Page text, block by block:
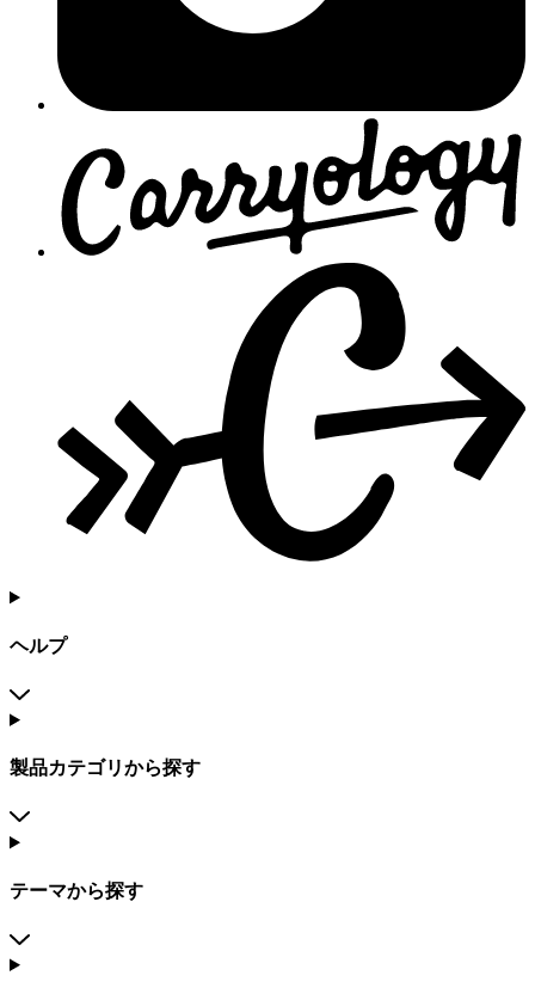
ヘルプ
製品カテゴリから探す
テーマから探す